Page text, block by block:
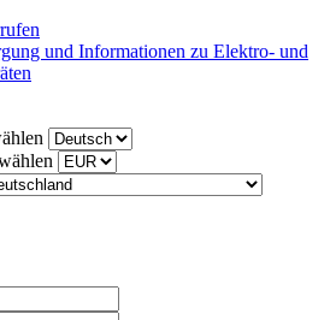
und Informationen zu Elektro- und